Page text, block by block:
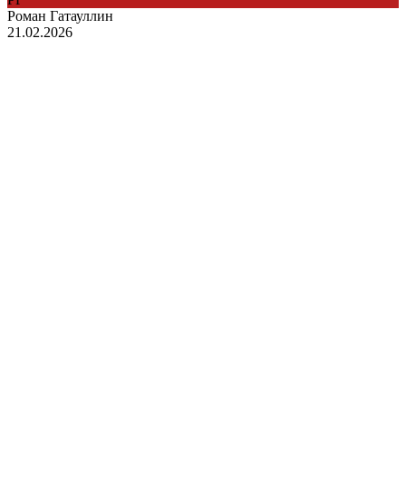
Роман Гатауллин
21.02.2026